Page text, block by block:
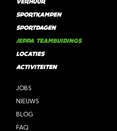
VERHUUR
SPORTKAMPEN
SPORTDAGEN
JEPPA TEAMBUIDINGS
LOCATIES
ACTIVITEITEN
JOBS
NIEUWS
BLOG
FAQ